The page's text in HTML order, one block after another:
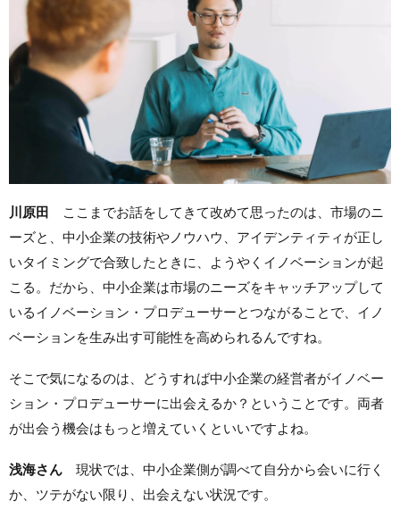
川原田
ここまでお話をしてきて改めて思ったのは、市場のニ
ーズと、中小企業の技術やノウハウ、アイデンティティが正し
いタイミングで合致したときに、ようやくイノベーションが起
こる。だから、中小企業は市場のニーズをキャッチアップして
いるイノベーション・プロデューサーとつながることで、イノ
ベーションを生み出す可能性を高められるんですね。
そこで気になるのは、どうすれば中小企業の経営者がイノベー
ション・プロデューサーに出会えるか？ということです。両者
が出会う機会はもっと増えていくといいですよね。
浅海さん 現状では、中小企業側が調べて自分から会いに行く
か、ツテがない限り、出会えない状況です。